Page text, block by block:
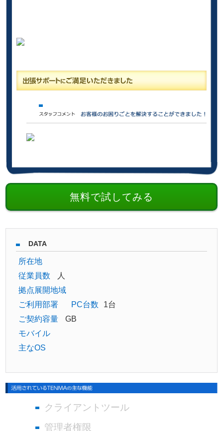
無料で試してみる
DATA
所在地
従業員数
人
拠点展開地域
ご利用部署
PC台数
1台
ご契約容量
GB
モバイル
主なOS
クライアントツール
管理者権限